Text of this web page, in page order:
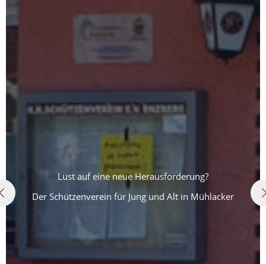
Lust auf eine neue Herausforderung?
Der Schützenverein für Jung und Alt in Mühlacker